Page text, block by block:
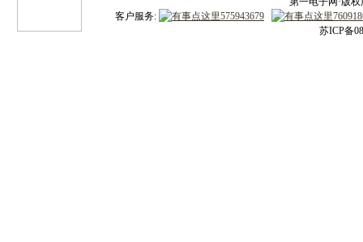
客户服务:
苏ICP备